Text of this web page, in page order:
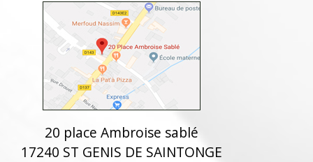
20 place Ambroise sablé
17240 ST GENIS DE SAINTONGE